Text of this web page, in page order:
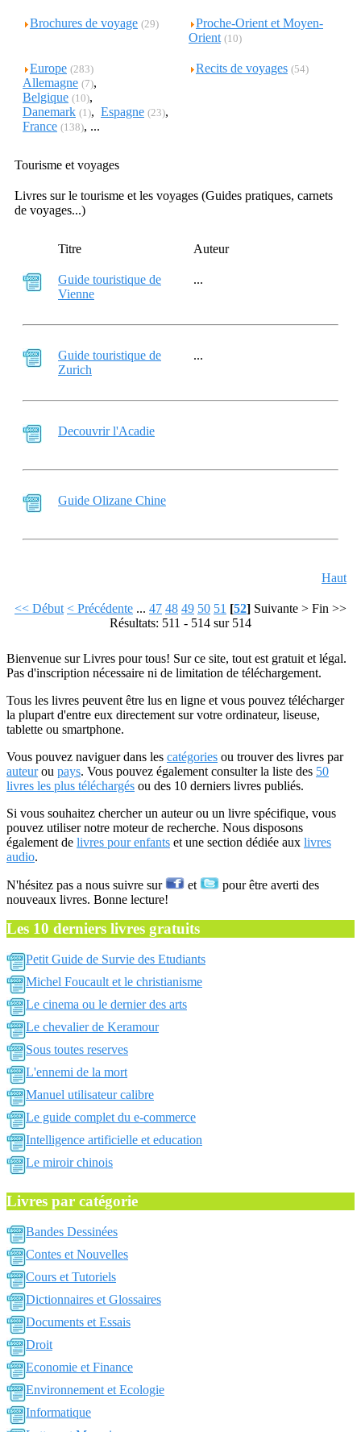
Brochures de voyage (29)
Proche-Orient et Moyen-
Orient (10)
Europe (283)
Allemagne (7),
Belgique (10),
Danemark (1), Espagne (23),
France (138), ...
Recits de voyages (54)
Tourisme et voyages
Livres sur le tourisme et les voyages (Guides pratiques, carnets
de voyages...)
Titre Auteur
Guide touristique de
Vienne
...
Guide touristique de
Zurich
...
Decouvrir l'Acadie
Guide Olizane Chine
Haut
<< Début < Précédente ... 47 48 49 50 51 [52] Suivante > Fin >>
Résultats: 511 - 514 sur 514
Bienvenue sur Livres pour tous! Sur ce site, tout est gratuit et légal.
Pas d'inscription nécessaire ni de limitation de téléchargement.
Tous les livres peuvent être lus en ligne et vous pouvez télécharger
la plupart d'entre eux directement sur votre ordinateur, liseuse,
tablette ou smartphone.
Vous pouvez naviguer dans les catégories ou trouver des livres par
auteurou pays. Vous pouvez également consulter la liste des 50
livres les plus téléchargés ou des 10 derniers livres publiés.
Si vous souhaitez chercher un auteur ou un livre spécifique, vous
pouvez utiliser notre moteur de recherche. Nous disposons
également de livres pour enfants et une section dédiée aux livres
audio.
N'hésitez pas a nous suivre sur et
pour être averti des
nouveaux livres. Bonne lecture!
Les 10 derniers livres gratuits
Petit Guide de Survie des Etudiants
Michel Foucault et le christianisme
Le cinema ou le dernier des arts
Le chevalier de Keramour
Sous toutes reserves
L'ennemi de la mort
Manuel utilisateur calibre
Le guide complet du e-commerce
Intelligence artificielle et education
Le miroir chinois
Livres par catégorie
Bandes Dessinées
Contes et Nouvelles
Cours et Tutoriels
Dictionnaires et Glossaires
Documents et Essais
Droit
Economie et Finance
Environnement et Ecologie
Informatique